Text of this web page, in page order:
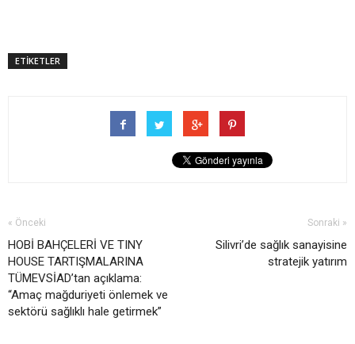
ETİKETLER
« Önceki
HOBİ BAHÇELERİ VE TINY
HOUSE TARTIŞMALARINA
TÜMEVSİAD’tan açıklama:
“Amaç mağduriyeti önlemek ve
sektörü sağlıklı hale getirmek”
Sonraki »
Silivri’de sağlık sanayisine
stratejik yatırım